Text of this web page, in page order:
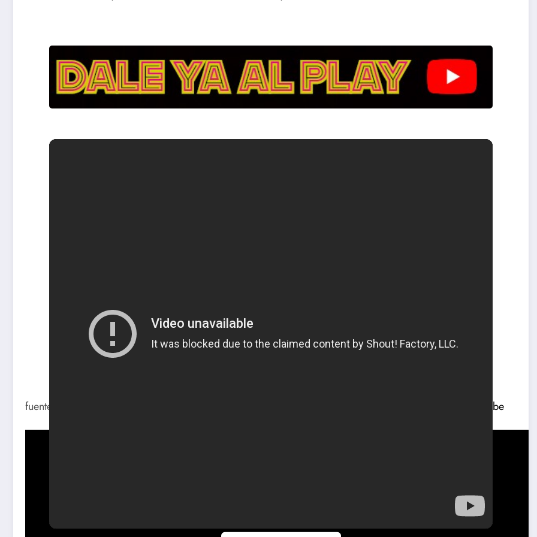
fuente youtube. autor Alfa y Omega link (306) PELICULA – LOS 7 MAGNIFICOS DEL ESPACIO – YouTube